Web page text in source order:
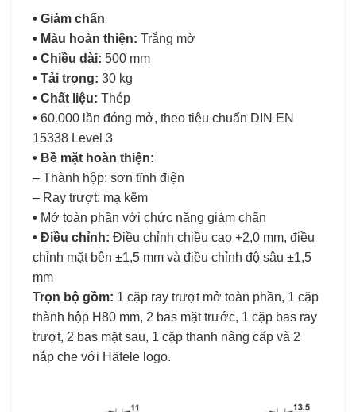
• Giảm chấn
• Màu hoàn thiện: Trắng mờ
• Chiều dài: 500 mm
• Tải trọng: 30 kg
• Chất liệu: Thép
• 60.000 lần đóng mở, theo tiêu chuẩn DIN EN
15338 Level 3
• Bề mặt hoàn thiện:
– Thành hộp: sơn tĩnh điện
– Ray trượt: mạ kẽm
• Mở toàn phần với chức năng giảm chấn
• Điều chỉnh: Điều chỉnh chiều cao +2,0 mm, điều
chỉnh mặt bên ±1,5 mm và điều chỉnh độ sâu ±1,5
mm
Trọn bộ gồm: 1 cặp ray trượt mở toàn phần, 1 cặp
thành hộp H80 mm, 2 bas mặt trước, 1 cặp bas ray
trượt, 2 bas mặt sau, 1 cặp thanh nâng cấp và 2
nắp che với Häfele logo.